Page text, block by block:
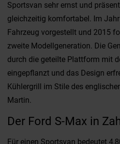
Sportsvan sehr ernst und
gleichzeitig komfortabel. Im
Fahrzeug vorgestellt und 2015
zweite Modellgeneration. Die
durch die geteilte Plattform mit
eingepflanzt und das Design
Kühlergrill im Stile des
Martin.
Der Ford S-Max in
Für einen Sportsvan bedeutet